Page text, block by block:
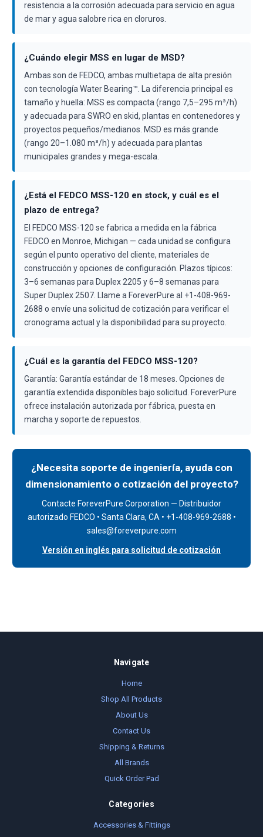
resistencia a la corrosión adecuada para servicio en agua
de mar y agua salobre rica en cloruros.
¿Cuándo elegir MSS en lugar de MSD?
Ambas son de FEDCO, ambas multietapa de alta presión
con tecnología Water Bearing™. La diferencia principal es
tamaño y huella: MSS es compacta (rango 7,5–295 m³/h)
y adecuada para SWRO en skid, plantas en contenedores y
proyectos pequeños/medianos. MSD es más grande
(rango 20–1.080 m³/h) y adecuada para plantas
municipales grandes y mega-escala.
¿Está el FEDCO MSS-120 en stock, y cuál es el
plazo de entrega?
El FEDCO MSS-120 se fabrica a medida en la fábrica
FEDCO en Monroe, Michigan — cada unidad se configura
según el punto operativo del cliente, materiales de
construcción y opciones de configuración. Plazos típicos:
3–6 semanas para Duplex 2205 y 6–8 semanas para
Super Duplex 2507. Llame a ForeverPure al +1-408-969-
2688 o envíe una solicitud de cotización para verificar el
cronograma actual y la disponibilidad para su proyecto.
¿Cuál es la garantía del FEDCO MSS-120?
Garantía: Garantía estándar de 18 meses. Opciones de
garantía extendida disponibles bajo solicitud. ForeverPure
ofrece instalación autorizada por fábrica, puesta en
marcha y soporte de repuestos.
¿Necesita soporte de ingeniería, ayuda con
dimensionamiento o cotización del proyecto?
Contacte ForeverPure Corporation — Distribuidor
autorizado FEDCO • Santa Clara, CA • +1-408-969-2688 •
sales@foreverpure.com
Versión en inglés para solicitud de cotización
Navigate
Home
Shop All Products
About Us
Contact Us
Shipping & Returns
All Brands
Quick Order Pad
Categories
Accessories & Fittings